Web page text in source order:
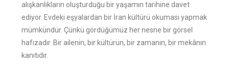
alışkanlıkların oluşturduğu bir yaşamın tarihine davet
ediyor. Evdeki eşyalardan bir İran kültürü okuması yapmak
mümkündür. Çünkü gördüğümüz her nesne bir görsel
hafızadır. Bir ailenin, bir kültürün, bir zamanın, bir mekânın
kanıtıdır.